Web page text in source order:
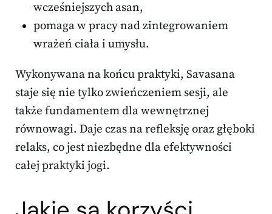
wcześniejszych asan,
pomaga w pracy nad zintegrowaniem
wrażeń ciała i umysłu.
Wykonywana na końcu praktyki, Savasana
staje się nie tylko zwieńczeniem sesji, ale
także fundamentem dla wewnętrznej
równowagi. Daje czas na refleksję oraz głęboki
relaks, co jest niezbędne dla efektywności
całej praktyki jogi.